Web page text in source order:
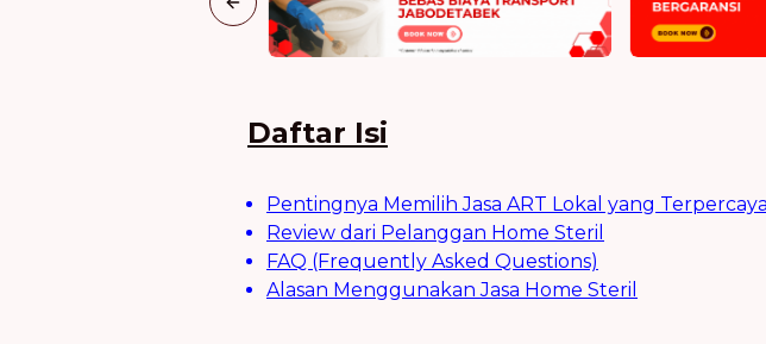
Previous slide
Daftar Isi
Pentingnya Memilih Jasa ART Lokal yang Terpercaya
Review dari Pelanggan Home Steril
FAQ (Frequently Asked Questions)
Alasan Menggunakan Jasa Home Steril